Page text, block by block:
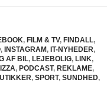
, FILM & TV, FINDALL,
, INSTAGRAM , IT-NYHEDER,
AF BIL, LEJEBOLIG, LINK,
, PODCAST, REKLAME,
, SPORT, SUNDHED,